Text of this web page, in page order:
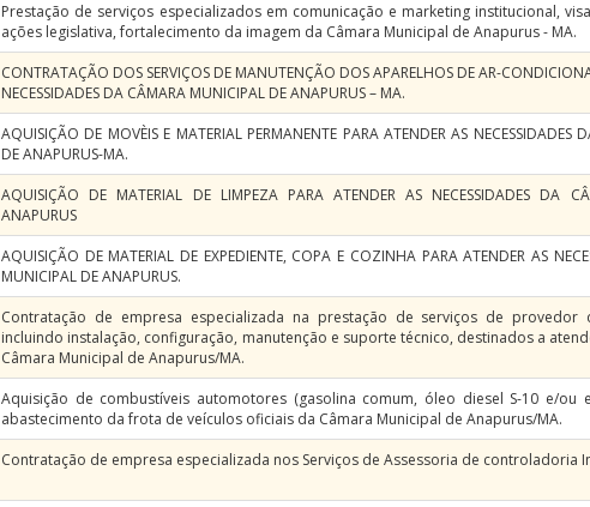
Prestação de serviços especializados em comunicação e marketing institucional,
ações legislativa, fortalecimento da imagem da Câmara Municipal de Anapurus - MA.
CONTRATAÇÃO DOS SERVIÇOS DE MANUTENÇÃO DOS APARELHOS DE AR-
NECESSIDADES DA CÂMARA MUNICIPAL DE ANAPURUS – MA.
AQUISIÇÃO DE MOVÈIS E MATERIAL PERMANENTE PARA ATENDER AS NECESSIDADES
DE ANAPURUS-MA.
AQUISIÇÃO DE MATERIAL DE LIMPEZA PARA ATENDER AS NECESSIDADES DA
ANAPURUS
AQUISIÇÃO DE MATERIAL DE EXPEDIENTE, COPA E COZINHA PARA ATENDER AS
MUNICIPAL DE ANAPURUS.
Contratação de empresa especializada na prestação de serviços de provedor
incluindo instalação, configuração, manutenção e suporte técnico, destinados a
Câmara Municipal de Anapurus/MA.
Aquisição de combustíveis automotores (gasolina comum, óleo diesel S-10 e/ou
abastecimento da frota de veículos oficiais da Câmara Municipal de Anapurus/MA.
Contratação de empresa especializada nos Serviços de Assessoria de controladoria